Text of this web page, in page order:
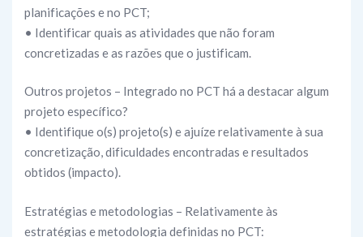
planificações e no PCT;
• Identificar quais as atividades que não foram
concretizadas e as razões que o justificam.
Outros projetos – Integrado no PCT há a destacar algum
projeto específico?
• Identifique o(s) projeto(s) e ajuíze relativamente à sua
concretização, dificuldades encontradas e resultados
obtidos (impacto).
Estratégias e metodologias – Relativamente às
estratégias e metodologia definidas no PCT: